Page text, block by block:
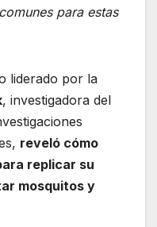
para estas
liderado por la
, investigadora del
reveló cómo
replicar su
mosquitos y